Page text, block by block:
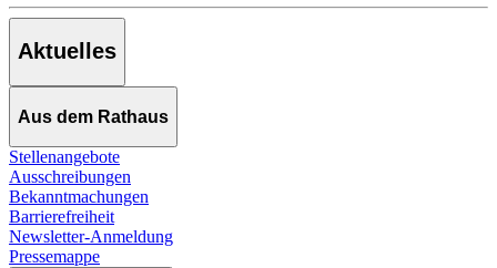
Aktuelles
Aus dem Rathaus
Stellenangebote
Ausschreibungen
Bekanntmachungen
Barrierefreiheit
Newsletter-Anmeldung
Pressemappe